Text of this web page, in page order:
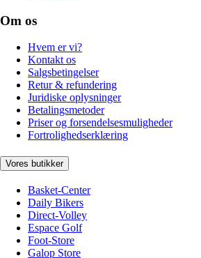
Om os
Hvem er vi?
Kontakt os
Salgsbetingelser
Retur & refundering
Juridiske oplysninger
Betalingsmetoder
Priser og forsendelsesmuligheder
Fortrolighedserklæring
Vores butikker
Basket-Center
Daily Bikers
Direct-Volley
Espace Golf
Foot-Store
Galop Store